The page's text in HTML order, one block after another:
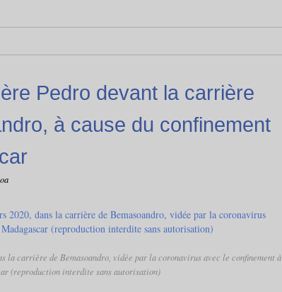
Pedro devant la carrière
à cause du confinement
la carrière de Bemasoandro, vidée par la coronavirus avec le confinement à
(reproduction interdite sans autorisation)